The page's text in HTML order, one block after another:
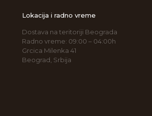
Lokacija i radno vreme
Dostava na teritoriji Beograda
Radno vreme: 09:00 – 04:00h
Grcica Milenka 41
Beograd, Srbija